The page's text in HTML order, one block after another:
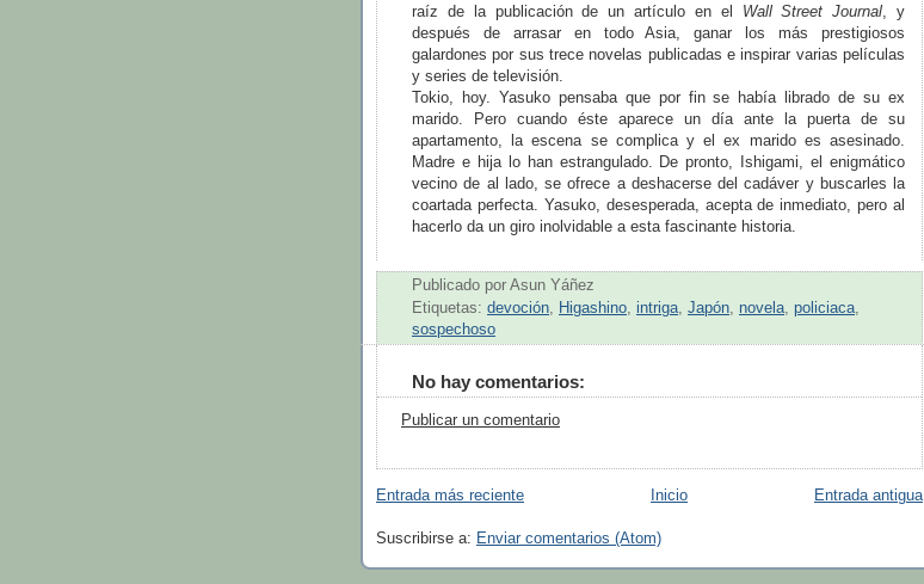
raíz de la publicación de un artículo en el
Wall Street Journal , y
después de arrasar en todo Asia, ganar los más prestigiosos
galardones por sus trece novelas publicadas e inspirar varias películas
y series de televisión.
Tokio, hoy. Yasuko pensaba que por fin se había librado de su ex
marido. Pero cuando éste aparece un día ante la puerta de su
apartamento, la escena se complica y el ex marido es asesinado.
Madre e hija lo han estrangulado. De pronto, Ishigami, el enigmático
vecino de al lado, se ofrece a deshacerse del cadáver y buscarles la
coartada perfecta. Yasuko, desesperada, acepta de inmediato, pero al
hacerlo da un giro inolvidable a esta fascinante historia.
Publicado por Asun Yáñez
Etiquetas: devoción, Higashino, intriga, Japón, novela, policiaca,
sospechoso
No hay comentarios:
Publicar un comentario
Entrada más reciente Entrada antigua
Inicio
Suscribirse a: Enviar comentarios (Atom)